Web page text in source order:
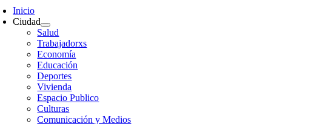
Inicio
Ciudad
Salud
Trabajadorxs
Economía
Educación
Deportes
Vivienda
Espacio Publico
Culturas
Comunicación y Medios